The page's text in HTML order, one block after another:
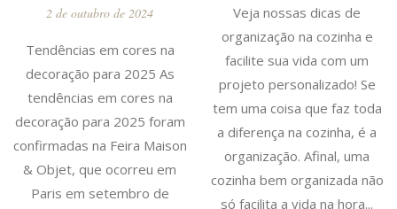
2 de outubro de 2024
Tendências em cores na
decoração para 2025 As
tendências em cores na
decoração para 2025 foram
confirmadas na Feira Maison
& Objet, que ocorreu em
Paris em setembro de
Veja nossas dicas de
organização na cozinha e
facilite sua vida com um
projeto personalizado! Se
tem uma coisa que faz toda
a diferença na cozinha, é a
organização. Afinal, uma
cozinha bem organizada não
só facilita a vida na hora...